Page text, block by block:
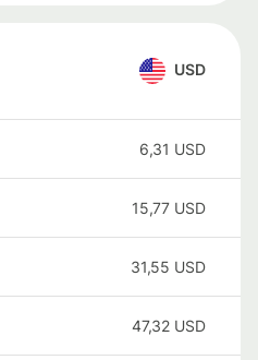
USD
6,31 USD
15,77 USD
31,55 USD
47,32 USD